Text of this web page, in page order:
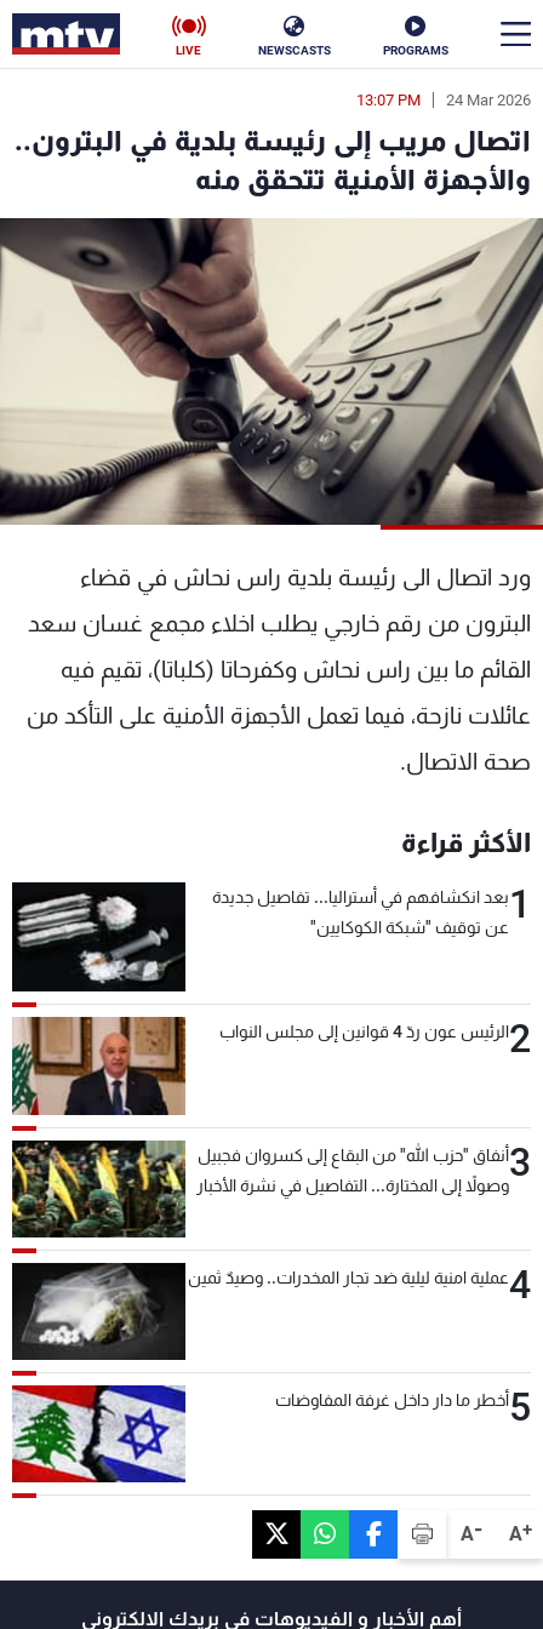
PROGRAMS
NEWSCASTS
LIVE
A+
A-
24 Mar 2026
13:07 PM
اتصال مريب إلى رئيسة بلدية في البترون..
والأجهزة الأمنية تتحقق منه
ورد اتصال الى رئيسة بلدية راس نحاش في قضاء
البترون من رقم خارجي يطلب اخلاء مجمع غسان سعد
القائم ما بين راس نحاش وكفرحاتا (كلباتا)، تقيم فيه
عائلات نازحة، فيما تعمل الأجهزة الأمنية على التأكد من
صحة الاتصال.
الأكثر قراءة
1بعد انكشافهم في أستراليا... تفاصيل جديدة
عن توقيف "شبكة الكوكايين"
2الرئيس عون ردّ 4 قوانين إلى مجلس النواب
3أنفاق "حزب الله" من البقاع إلى كسروان فجبيل
وصولاً إلى المختارة... التفاصيل في نشرة الأخبار
4عملية امنية ليلية ضد تجار المخدرات.. وصيدٌ ثمين
5أخطر ما دار داخل غرفة المفاوضات
أهم الأخبار و الفيديوهات في بريدك الالكتروني
en
الأخبار
سياسة ناس
إقتصاد فن
منوعات رياضة
كأس العالم
البرامج
جدول البرامج
شاهد البرامج
عن MTV
الإنـتـاج
وظائف
تواصل معنا
شروط الإسـتخدام